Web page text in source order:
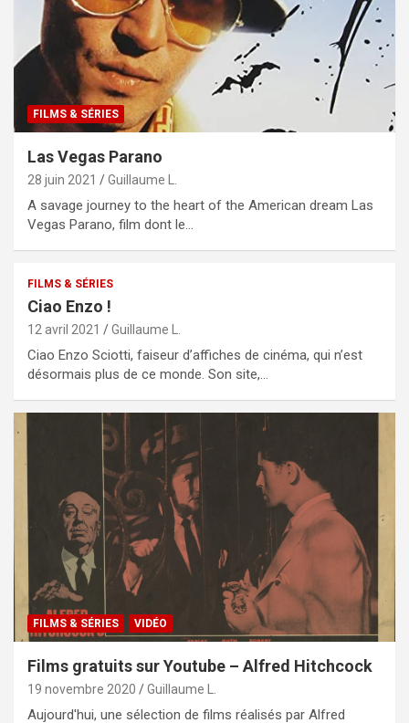
FILMS & SÉRIES
Las Vegas Parano
28 juin 2021 Guillaume L.
A savage journey to the heart of the American dream Las
Vegas Parano, film dont le…
FILMS & SÉRIES
Ciao Enzo !
12 avril 2021 Guillaume L.
Ciao Enzo Sciotti, faiseur d’affiches de cinéma, qui n’est
désormais plus de ce monde. Son site,…
FILMS & SÉRIES VIDÉO
Films gratuits sur Youtube – Alfred Hitchcock
19 novembre 2020 Guillaume L.
Aujourd'hui, une sélection de films réalisés par Alfred